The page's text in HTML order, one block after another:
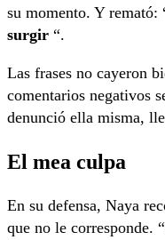
su momento. Y remató:
surgir “.
Las frases no cayeron
comentarios negativos
denunció ella misma,
El mea culpa
En su defensa, Naya
que no le corresponde. “